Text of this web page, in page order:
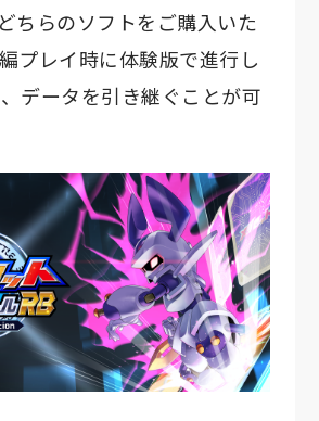
ちらのソフトをご購入いた
プレイ時に体験版で進行し
データを引き継ぐことが可